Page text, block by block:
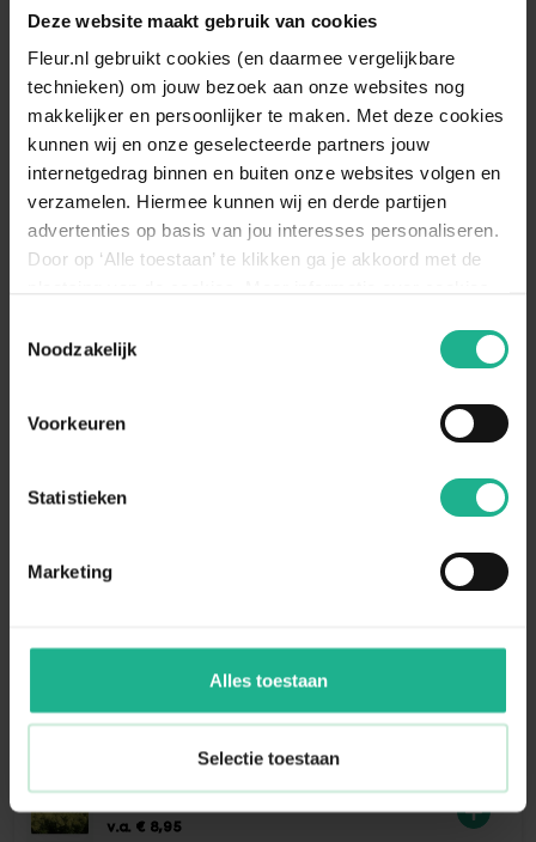
Deze website maakt gebruik van cookies
Fleur.nl gebruikt cookies (en daarmee vergelijkbare
technieken) om jouw bezoek aan onze websites nog
makkelijker en persoonlijker te maken. Met deze cookies
kunnen wij en onze geselecteerde partners jouw
internetgedrag binnen en buiten onze websites volgen en
verzamelen. Hiermee kunnen wij en derde partijen
advertenties op basis van jou interesses personaliseren.
Door op ‘Alle toestaan’ te klikken ga je akkoord met de
decookieverklaring op onze website.
Noodzakelijk
Voorkeuren
Statistieken
Marketing
Alles toestaan
Selectie toestaan
Bladkleur Groen
Standplaats Halfschaduw
Standplaats
omschrijving
half schaduw plek. Bij te weinig
zonlicht kan de plant slap worden en
de bloei beinvloeden. Teveel zonlicht
zal de bloei versnellen waardoor de
omschrijving
bodem, zowel in de volle grond als in
Geschikt voor
€ 21,95
v.a. € 8,95